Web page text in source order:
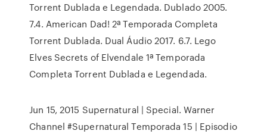
Torrent Dublada e Legendada. Dublado 2005.
7.4. American Dad! 2ª Temporada Completa
Torrent Dublada. Dual Áudio 2017. 6.7. Lego
Elves Secrets of Elvendale 1ª Temporada
Completa Torrent Dublada e Legendada.
Jun 15, 2015 Supernatural | Special. Warner
Channel #Supernatural Temporada 15 | Episodio